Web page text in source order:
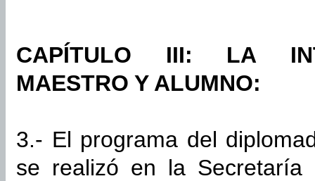
CAPÍTULO III: LA
MAESTRO Y ALUMNO:
3.- El programa del
se realizó en la Secretaría